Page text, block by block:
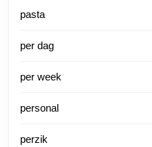
pasta
per dag
per week
personal
perzik